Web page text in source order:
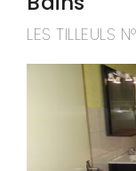
LES TILLEULS